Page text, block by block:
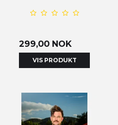
299,00 NOK
VIS PRODUKT